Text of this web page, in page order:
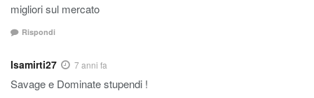
migliori sul mercato
Rispondi
Isamirti27 7 anni fa
Savage e Dominate stupendi !